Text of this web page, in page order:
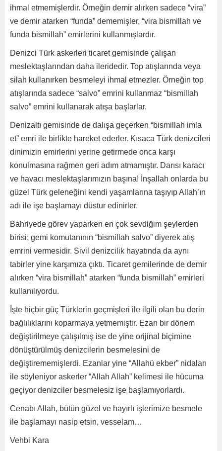
ihmal etmemişlerdir. Örneğin demir alırken sadece “vira”
ve demir atarken “funda” dememişler, “vira bismillah ve
funda bismillah” emirlerini kullanmışlardır.
Denizci Türk askerleri ticaret gemisinde çalışan
meslektaşlarından daha ileridedir. Top atışlarında veya
silah kullanırken besmeleyi ihmal etmezler. Örneğin top
atışlarında sadece “salvo” emrini kullanmaz “bismillah
salvo” emrini kullanarak atışa başlarlar.
Denizaltı gemisinde de dalışa geçerken “bismillah imla
et” emri ile birlikte hareket ederler. Kısaca Türk denizcileri
dinimizin emirlerini yerine getirmede onca karşı
konulmasına rağmen geri adım atmamıştır. Darısı karacı
ve havacı meslektaşlarımızın başına! İnşallah onlarda bu
güzel Türk geleneğini kendi yaşamlarına taşıyıp Allah’ın
adı ile işe başlamayı düstur edinirler.
Bahriyede görev yaparken en çok sevdiğim şeylerden
birisi; gemi komutanının “bismillah salvo” diyerek atış
emrini vermesidir. Sivil denizcilik hayatında da aynı
tabirler yine karşımıza çıktı. Ticaret gemilerinde de demir
alırken “vira bismillah” atarken “funda bismillah” emirleri
kullanılıyordu.
İşte hiçbir güç Türklerin geçmişleri ile ilgili olan bu derin
bağlılıklarını koparmaya yetmemiştir. Ezan bir dönem
değiştirilmeye çalışılmış ise de yine orijinal biçimine
dönüştürülmüş denizcilerin besmelesini de
değiştirememişlerdi. Ezanlar yine “Allahü ekber” nidaları
ile söyleniyor askerler “Allah Allah” kelimesi ile hücuma
geçiyor denizciler besmelesiz işe başlamıyorlardı.
Cenabı Allah, bütün güzel ve hayırlı işlerimize besmele
ile başlamayı nasip etsin, vesselam…
Vehbi Kara